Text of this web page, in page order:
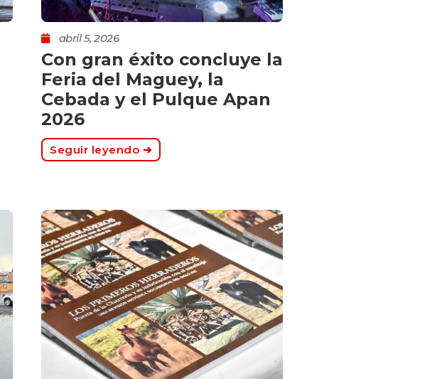
abril 5, 2026
Con gran éxito concluye la
Feria del Maguey, la
Cebada y el Pulque Apan
2026
Seguir leyendo ➔